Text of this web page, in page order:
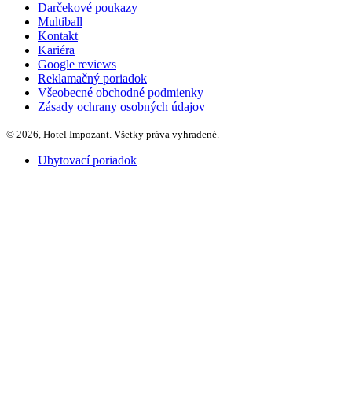
Darčekové poukazy
Multiball
Kontakt
Kariéra
Google reviews
Reklamačný poriadok
Všeobecné obchodné podmienky
Zásady ochrany osobných údajov
© 2026, Hotel Impozant. Všetky práva vyhradené.
Ubytovací poriadok